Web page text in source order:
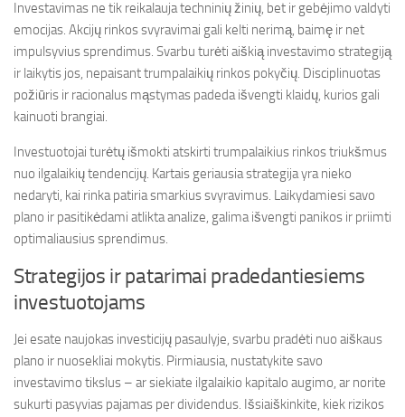
Investavimas ne tik reikalauja techninių žinių, bet ir gebėjimo valdyti
emocijas. Akcijų rinkos svyravimai gali kelti nerimą, baimę ir net
impulsyvius sprendimus. Svarbu turėti aiškią investavimo strategiją
ir laikytis jos, nepaisant trumpalaikių rinkos pokyčių. Disciplinuotas
požiūris ir racionalus mąstymas padeda išvengti klaidų, kurios gali
kainuoti brangiai.
Investuotojai turėtų išmokti atskirti trumpalaikius rinkos triukšmus
nuo ilgalaikių tendencijų. Kartais geriausia strategija yra nieko
nedaryti, kai rinka patiria smarkius svyravimus. Laikydamiesi savo
plano ir pasitikėdami atlikta analize, galima išvengti panikos ir priimti
optimaliausius sprendimus.
Strategijos ir patarimai pradedantiesiems
investuotojams
Jei esate naujokas investicijų pasaulyje, svarbu pradėti nuo aiškaus
plano ir nuosekliai mokytis. Pirmiausia, nustatykite savo
investavimo tikslus – ar siekiate ilgalaikio kapitalo augimo, ar norite
sukurti pasyvias pajamas per dividendus. Išsiaiškinkite, kiek rizikos